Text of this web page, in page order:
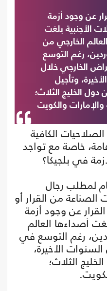
عن وجود أزمة
الأجنبية بلغت
الخارجي من
رغم التوسع
الخارجي خلال
وتأجيل
دول الخليج الثلاث؛
والإمارات والكويت
الكافية
خاصة مع تواجد
في بلجيكا؟
لمطلب رجال
الصناعة من القرار أو
عن وجود أزمة
أصداءها العالم
رغم التوسع في
الأخيرة،
الثلاث؛